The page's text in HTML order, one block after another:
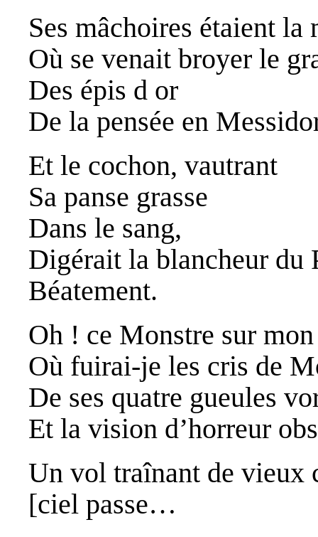
Ses mâchoires étaient la
Où se venait broyer le
Des épis d or
De la pensée en
Et le cochon, vautrant
Sa panse grasse
Dans le sang,
Digérait la blancheur du
Béatement.
Oh ! ce Monstre sur
Où fuirai-je les cris de
De ses quatre gueules
Et la vision d’horreur
Un vol traînant de vieux
[ciel passe…